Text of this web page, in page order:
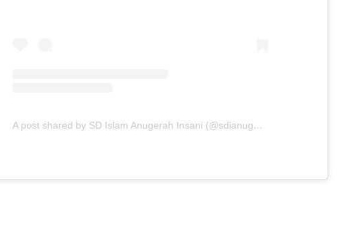
A post shared by SD Islam Anugerah Insani (@sdianugerahinsaniofficial)